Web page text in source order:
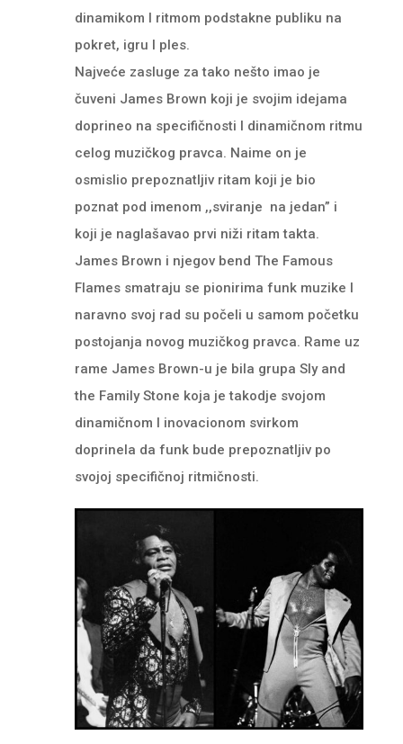
dinamikom I ritmom podstakne publiku na
pokret, igru I ples.
Najveće zasluge za tako nešto imao je
čuveni James Brown koji je svojim idejama
doprineo na specifičnosti I dinamičnom ritmu
celog muzičkog pravca. Naime on je
osmislio prepoznatljiv ritam koji je bio
poznat pod imenom ,,sviranje na jedan” i
koji je naglašavao prvi niži ritam takta.
James Brown i njegov bend The Famous
Flames smatraju se pionirima funk muzike I
naravno svoj rad su počeli u samom početku
postojanja novog muzičkog pravca. Rame uz
rame James Brown-u je bila grupa Sly and
the Family Stone koja je takodje svojom
dinamičnom I inovacionom svirkom
doprinela da funk bude prepoznatljiv po
svojoj specifičnoj ritmičnosti.